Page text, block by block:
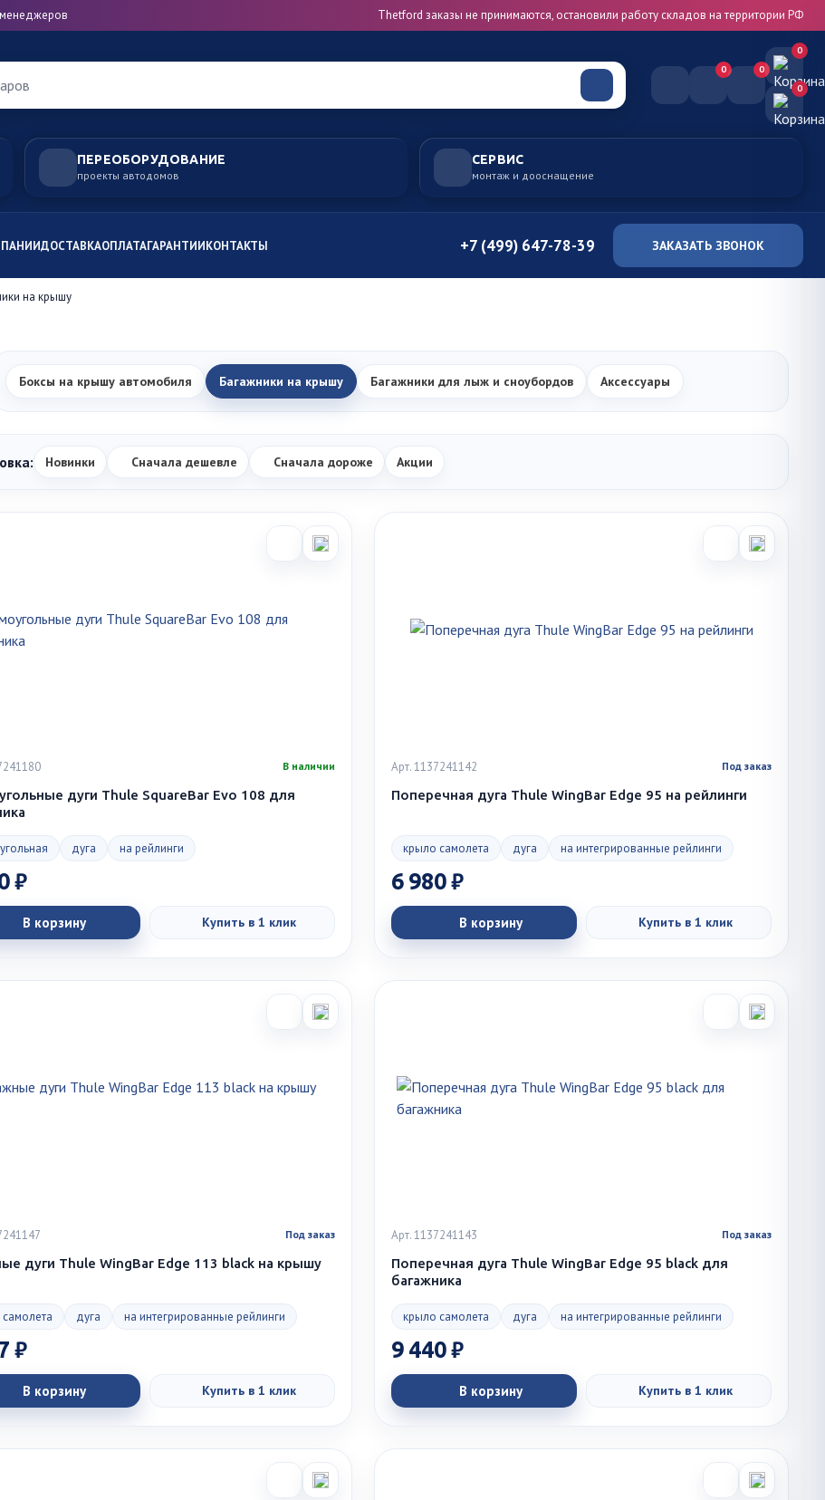
Thetford заказы не принимаются, остановили работу складов на территории РФ
0 0
0
0
ПЕРЕОБОРУДОВАНИЕ
проекты автодомов
СЕРВИС
монтаж и дооснащение
ДОСТАВКАОПЛАТАГАРАНТИИКОНТАКТЫ +7 (499) 647-78-39 ЗАКАЗАТЬ ЗВОНОК
на крышу
Боксы на крышу автомобиля Багажники на крышу Багажники для лыж и сноубордов Аксессуары
Новинки Сначала дешевле Сначала дороже Акции
В наличии
дуги Thule SquareBar Evo 108 для
дуга на рейлинги
₽
В корзину Купить в 1 клик
Арт. 1137241142 Под заказ
Поперечная дуга Thule WingBar Edge 95 на рейлинги
крыло самолета дуга на интегрированные рейлинги
6 980 ₽
В корзину Купить в 1 клик
Под заказ
дуги Thule WingBar Edge 113 black на крышу
дуга на интегрированные рейлинги
₽
В корзину Купить в 1 клик
Арт. 1137241143 Под заказ
Поперечная дуга Thule WingBar Edge 95 black для
багажника
крыло самолета дуга на интегрированные рейлинги
9 440 ₽
В корзину Купить в 1 клик